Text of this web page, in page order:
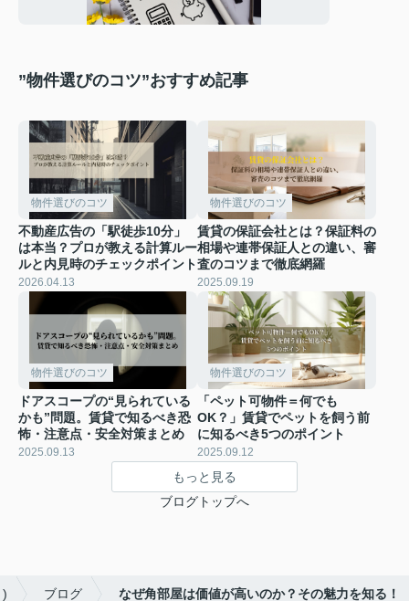
”物件選びのコツ”おすすめ記事
物件選びのコツ
不動産広告の「駅徒歩10分」
は本当？プロが教える計算ルー
ルと内見時のチェックポイント
2026.04.13
物件選びのコツ
賃貸の保証会社とは？保証料の
相場や連帯保証人との違い、審
査のコツまで徹底網羅
2025.09.19
物件選びのコツ
ドアスコープの“見られている
かも”問題。賃貸で知るべき恐
怖・注意点・安全対策まとめ
2025.09.13
物件選びのコツ
「ペット可物件＝何でも
OK？」賃貸でペットを飼う前
に知るべき5つのポイント
2025.09.12
もっと見る
ブログトップへ
) ブログ なぜ角部屋は価値が高いのか？その魅力を知る！